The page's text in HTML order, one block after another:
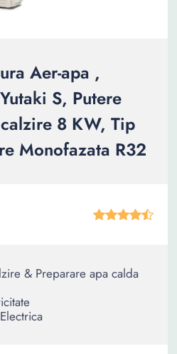
Aer-apa ,
S, Putere
8 KW, Tip
Monofazata R32
& Preparare apa calda